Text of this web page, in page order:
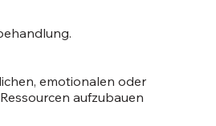
emotionalen oder
aufzubauen